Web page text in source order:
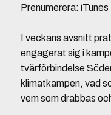
Prenumerera: iTunes
I veckans avsnitt
engagerat sig i
tvärförbindelse
klimatkampen, vad
vem som drabbas